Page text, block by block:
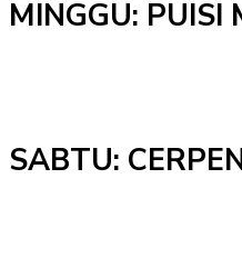
MINGGU: PUISI
SABTU: